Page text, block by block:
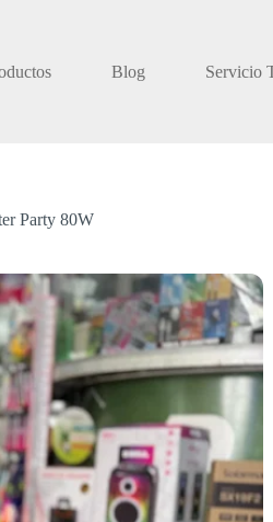
Blog Servicio
Party 80W